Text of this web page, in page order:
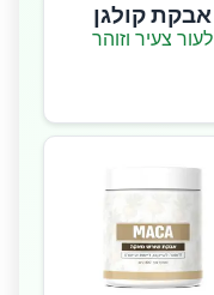
אבקת קולגן
לעור צעיר וזוהר